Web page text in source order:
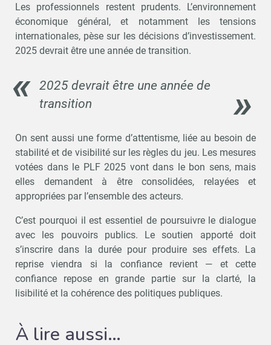
Les professionnels restent prudents. L’environnement
économique général, et notamment les tensions
internationales, pèse sur les décisions d’investissement.
2025 devrait être une année de transition.
2025 devrait être une année de
transition
On sent aussi une forme d’attentisme, liée au besoin de
stabilité et de visibilité sur les règles du jeu. Les mesures
votées dans le PLF 2025 vont dans le bon sens, mais
elles demandent à être consolidées, relayées et
appropriées par l’ensemble des acteurs.
C’est pourquoi il est essentiel de poursuivre le dialogue
avec les pouvoirs publics. Le soutien apporté doit
s’inscrire dans la durée pour produire ses effets. La
reprise viendra si la confiance revient — et cette
confiance repose en grande partie sur la clarté, la
lisibilité et la cohérence des politiques publiques.
À lire aussi…